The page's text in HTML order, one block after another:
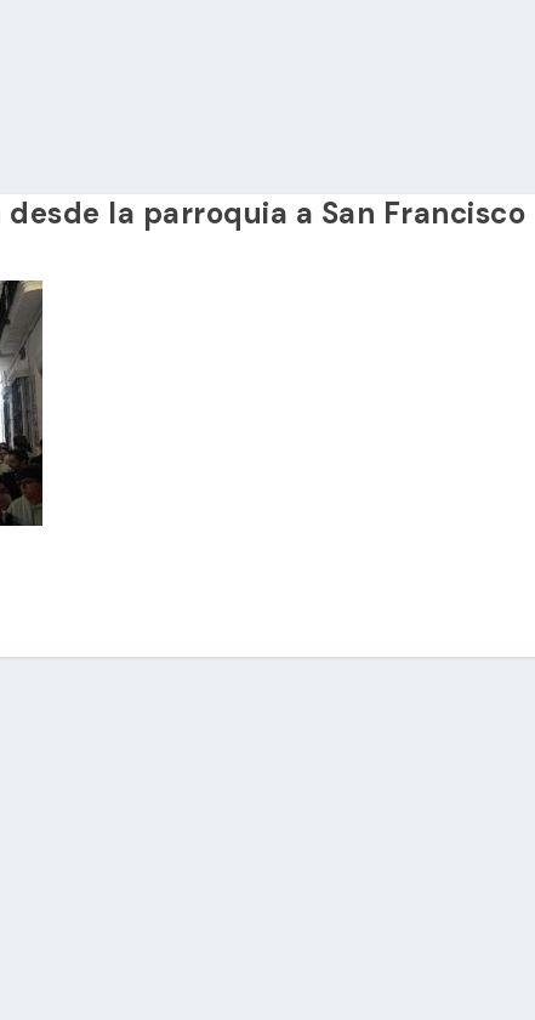
la parroquia a San Francisco